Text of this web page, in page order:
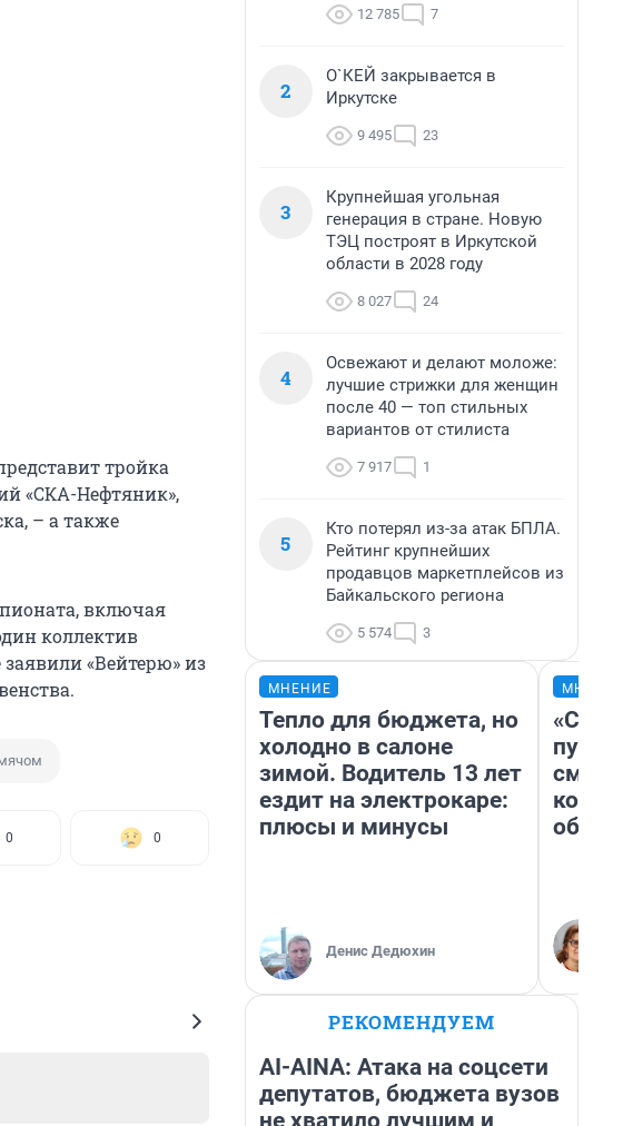
тройка
«СКА-Нефтяник»,
– а также
включая
коллектив
«Вейтерю» из
0 0
12 785 7
2
О`КЕЙ закрывается в
Иркутске
9 495 23
3
Крупнейшая угольная
генерация в стране. Новую
ТЭЦ построят в Иркутской
области в 2028 году
8 027 24
4
Освежают и делают моложе:
лучшие стрижки для женщин
после 40 — топ стильных
вариантов от стилиста
7 917 1
5
Кто потерял из-за атак БПЛА.
Рейтинг крупнейших
продавцов маркетплейсов из
Байкальского региона
5 574 3
МНЕНИЕ
Тепло для бюджета, но
холодно в салоне
зимой. Водитель 13 лет
ездит на электрокаре:
плюсы и минусы
Денис Дедюхин
РЕКОМЕНДУЕМ
AI-AINA: Атака на соцсети
депутатов, бюджета вузов
не хватило лучшим и